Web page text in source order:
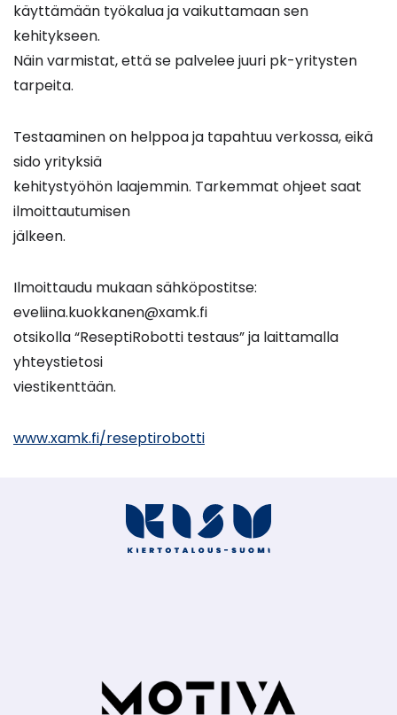
käyttämään työkalua ja vaikuttamaan sen
kehitykseen.
Näin varmistat, että se palvelee juuri pk-yritysten
tarpeita.
Testaaminen on helppoa ja tapahtuu verkossa, eikä
sido yrityksiä
kehitystyöhön laajemmin. Tarkemmat ohjeet saat
ilmoittautumisen
jälkeen.
Ilmoittaudu mukaan sähköpostitse:
eveliina.kuokkanen@xamk.fi
otsikolla “ReseptiRobotti testaus” ja laittamalla
yhteystietosi
viestikenttään.
www.xamk.fi/reseptirobotti